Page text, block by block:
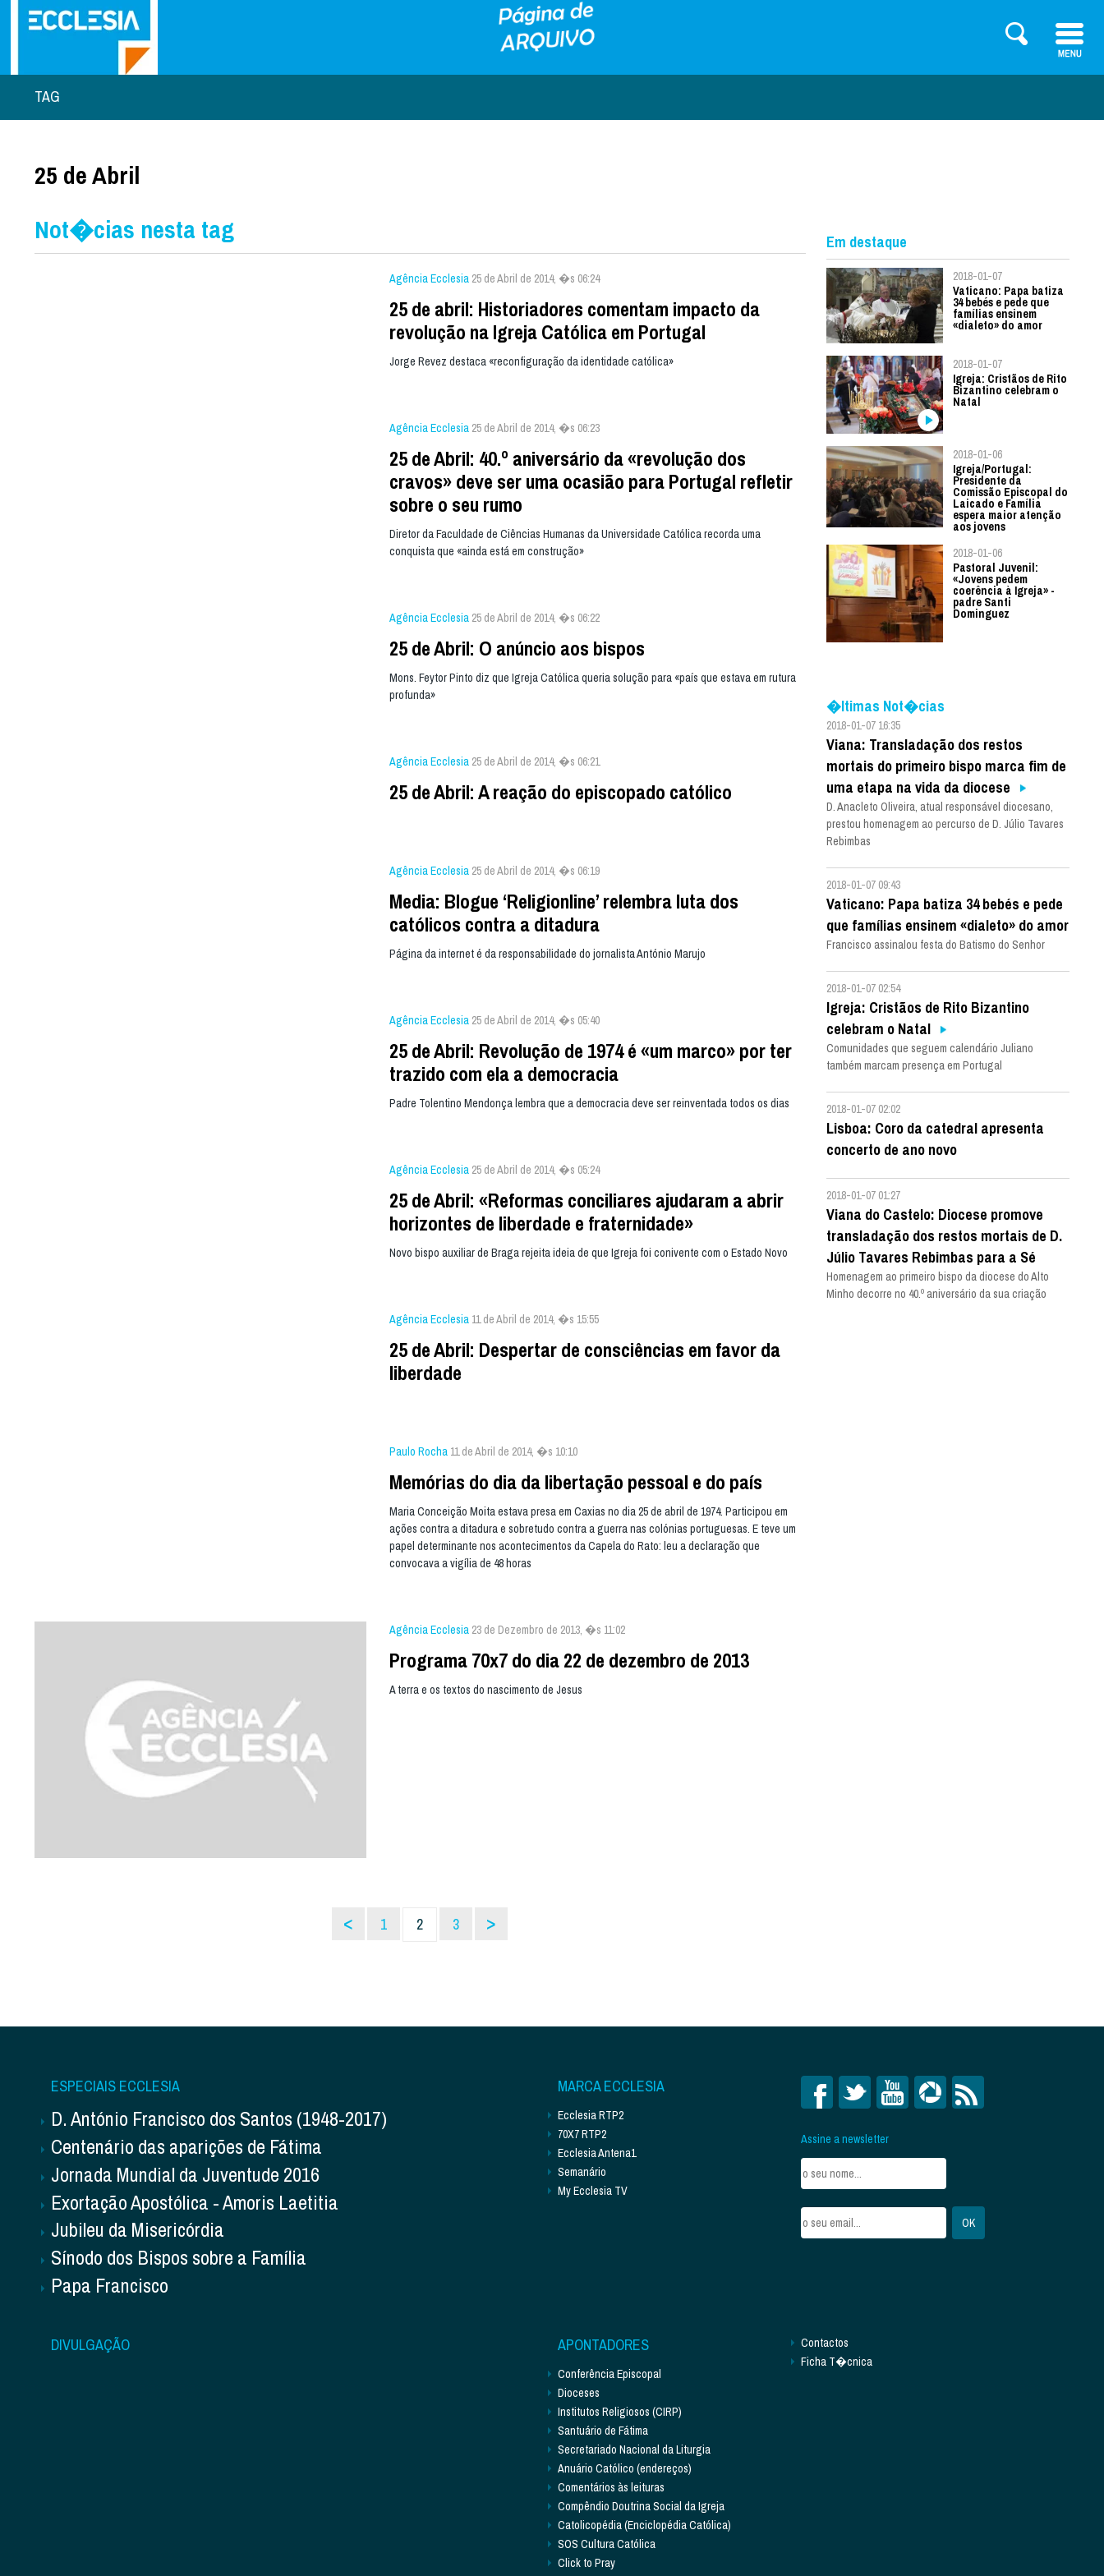
TAG
25 de Abril
Not�cias nesta tag
Agência Ecclesia 25 de Abril de 2014, �s 06:24
25 de abril: Historiadores comentam impacto da
revolução na Igreja Católica em Portugal
Jorge Revez destaca «reconfiguração da identidade católica»
Agência Ecclesia 25 de Abril de 2014, �s 06:23
25 de Abril: 40.º aniversário da «revolução dos
cravos» deve ser uma ocasião para Portugal refletir
sobre o seu rumo
Diretor da Faculdade de Ciências Humanas da Universidade Católica recorda uma
conquista que «ainda está em construção»
Agência Ecclesia 25 de Abril de 2014, �s 06:22
25 de Abril: O anúncio aos bispos
Mons. Feytor Pinto diz que Igreja Católica queria solução para «país que estava em rutura
profunda»
Agência Ecclesia 25 de Abril de 2014, �s 06:21
25 de Abril: A reação do episcopado católico
Agência Ecclesia 25 de Abril de 2014, �s 06:19
Media: Blogue ‘Religionline’ relembra luta dos
católicos contra a ditadura
Página da internet é da responsabilidade do jornalista António Marujo
Agência Ecclesia 25 de Abril de 2014, �s 05:40
25 de Abril: Revolução de 1974 é «um marco» por ter
trazido com ela a democracia
Padre Tolentino Mendonça lembra que a democracia deve ser reinventada todos os dias
Agência Ecclesia 25 de Abril de 2014, �s 05:24
25 de Abril: «Reformas conciliares ajudaram a abrir
horizontes de liberdade e fraternidade»
Novo bispo auxiliar de Braga rejeita ideia de que Igreja foi conivente com o Estado Novo
Agência Ecclesia 11 de Abril de 2014, �s 15:55
25 de Abril: Despertar de consciências em favor da
liberdade
Paulo Rocha 11 de Abril de 2014, �s 10:10
Memórias do dia da libertação pessoal e do país
Maria Conceição Moita estava presa em Caxias no dia 25 de abril de 1974. Participou em
ações contra a ditadura e sobretudo contra a guerra nas colónias portuguesas. E teve um
papel determinante nos acontecimentos da Capela do Rato: leu a declaração que
convocava a vigília de 48 horas
Agência Ecclesia 23 de Dezembro de 2013, �s 11:02
Programa 70x7 do dia 22 de dezembro de 2013
A terra e os textos do nascimento de Jesus
< 1 2 3 >
Em destaque
2018-01-07
Vaticano: Papa batiza
34 bebés e pede que
famílias ensinem
«dialeto» do amor
2018-01-07
Igreja: Cristãos de Rito
Bizantino celebram o
Natal
2018-01-06
Igreja/Portugal:
Presidente da
Comissão Episcopal do
Laicado e Família
espera maior atenção
aos jovens
2018-01-06
Pastoral Juvenil:
«Jovens pedem
coerência à Igreja» -
padre Santi
Dominguez
�ltimas Not�cias
2018-01-07 16:35
Viana: Transladação dos restos
mortais do primeiro bispo marca fim de
uma etapa na vida da diocese
D. Anacleto Oliveira, atual responsável diocesano,
prestou homenagem ao percurso de D. Júlio Tavares
Rebimbas
2018-01-07 09:43
Vaticano: Papa batiza 34 bebés e pede
que famílias ensinem «dialeto» do amor
Francisco assinalou festa do Batismo do Senhor
2018-01-07 02:54
Igreja: Cristãos de Rito Bizantino
celebram o Natal
Comunidades que seguem calendário Juliano
também marcam presença em Portugal
2018-01-07 02:02
Lisboa: Coro da catedral apresenta
concerto de ano novo
2018-01-07 01:27
Viana do Castelo: Diocese promove
transladação dos restos mortais de D.
Júlio Tavares Rebimbas para a Sé
Homenagem ao primeiro bispo da diocese do Alto
Minho decorre no 40.º aniversário da sua criação
ESPECIAIS ECCLESIA
D. António Francisco dos Santos (1948-2017)
Centenário das aparições de Fátima
Jornada Mundial da Juventude 2016
Exortação Apostólica - Amoris Laetitia
Jubileu da Misericórdia
Sínodo dos Bispos sobre a Família
Papa Francisco
MARCA ECCLESIA
Ecclesia RTP2
70X7 RTP2
Ecclesia Antena1
Semanário
My Ecclesia TV
Assine a newsletter
DIVULGAÇÃO APONTADORES
Conferência Episcopal
Dioceses
Institutos Religiosos (CIRP)
Santuário de Fátima
Secretariado Nacional da Liturgia
Anuário Católico (endereços)
Comentários às leituras
Compêndio Doutrina Social da Igreja
Catolicopédia (Enciclopédia Católica)
SOS Cultura Católica
Click to Pray
Contactos
Ficha T�cnica